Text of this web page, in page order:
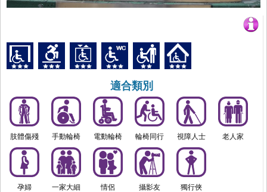
適合類別
肢體傷殘 手動輪椅 電動輪椅 輪椅同行 視障人士 老人家
孕婦 一家大細 情侶 攝影友 獨行俠